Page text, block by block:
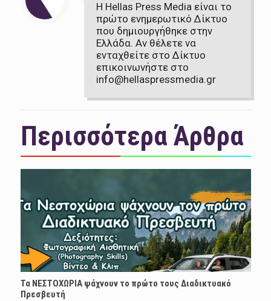
Η Hellas Press Media είναι το
πρώτο ενημερωτικό Δίκτυο
που δημιουργήθηκε στην
Ελλάδα. Αν θέλετε να
ενταχθείτε στο Δίκτυο
επικοινωνήστε στο
info@hellaspressmedia.gr
Περισσότερα Άρθρα
Τα ΝΕΣΤΟΧΩΡΙΑ ψάχνουν το πρώτο τους Διαδικτυακό
Πρεσβευτή